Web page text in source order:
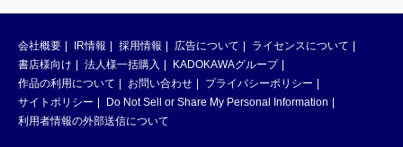
会社概要 IR情報 採用情報 広告について
ライセンスについて
書店様向け
法人様一括購入
KADOKAWAグループ
作品の利用について
お問い合わせ
プライバシーポリシー
サイトポリシー
Do Not Sell or Share My Personal Information
利用者情報の外部送信について